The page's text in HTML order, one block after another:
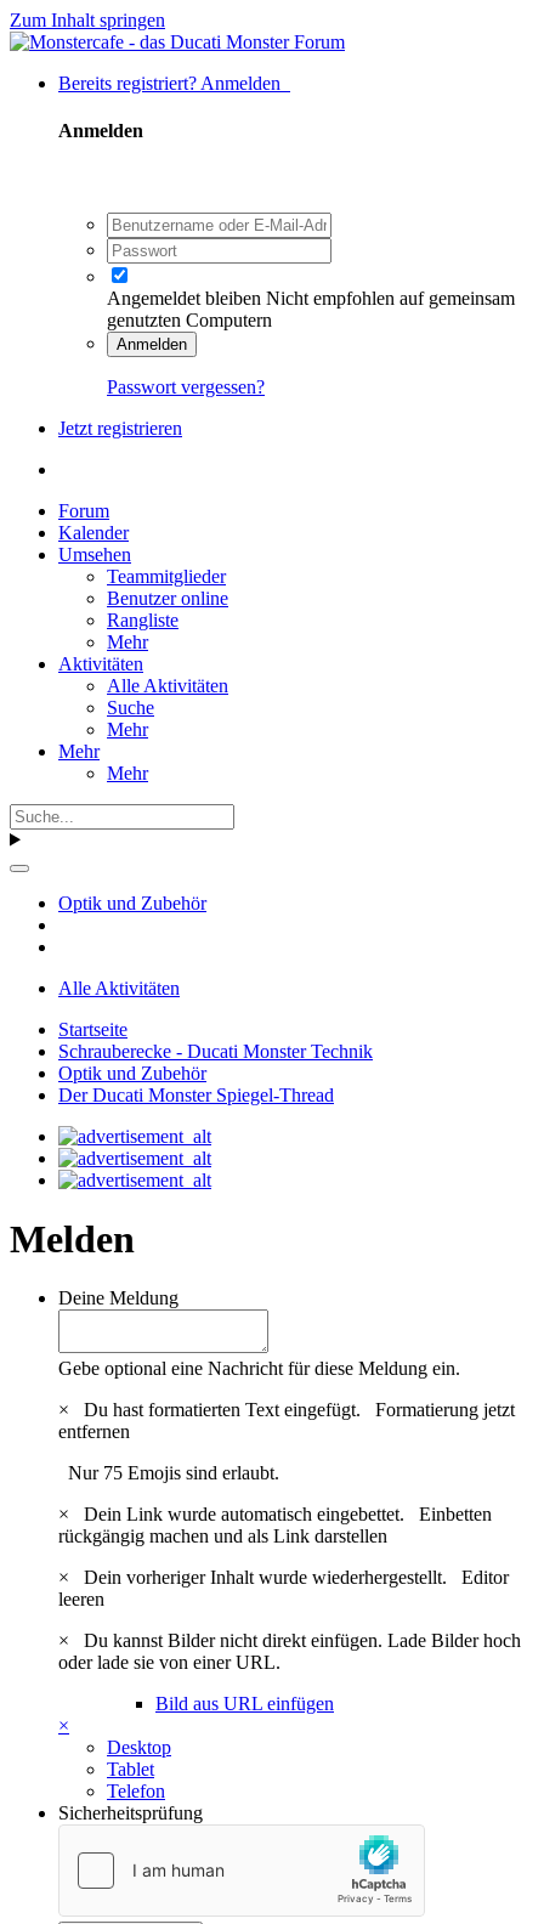
Zum Inhalt springen
Bereits registriert? Anmelden
Anmelden
Angemeldet bleiben Nicht empfohlen auf gemeinsam
genutzten Computern
Anmelden
Passwort vergessen?
Jetzt registrieren
Forum
Kalender
Umsehen
Teammitglieder
Benutzer online
Rangliste
Mehr
Aktivitäten
Alle Aktivitäten
Suche
Mehr
Mehr
Mehr
Optik und Zubehör
Alle Aktivitäten
Startseite
Schrauberecke - Ducati Monster Technik
Optik und Zubehör
Der Ducati Monster Spiegel-Thread
Melden
Deine Meldung
Gebe optional eine Nachricht für diese Meldung ein.
×
Du hast formatierten Text eingefügt. Formatierung jetzt
entfernen
Nur 75 Emojis sind erlaubt.
×
Dein Link wurde automatisch eingebettet. Einbetten
rückgängig machen und als Link darstellen
×
Dein vorheriger Inhalt wurde wiederhergestellt. Editor
leeren
×
Du kannst Bilder nicht direkt einfügen. Lade Bilder hoch
oder lade sie von einer URL.
Bild aus URL einfügen
×
Desktop
Tablet
Telefon
Sicherheitsprüfung